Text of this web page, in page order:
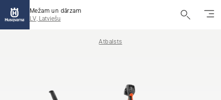
Mežam un dārzam
LV, Latviešu
Atbalsts